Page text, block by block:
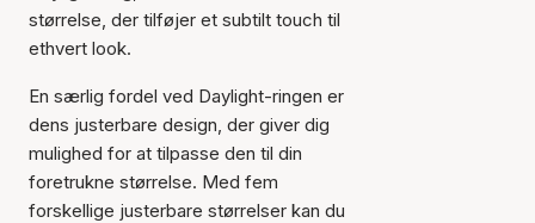
størrelse, der tilføjer et subtilt touch til
ethvert look.
En særlig fordel ved Daylight-ringen er
dens justerbare design, der giver dig
mulighed for at tilpasse den til din
foretrukne størrelse. Med fem
forskellige justerbare størrelser kan du